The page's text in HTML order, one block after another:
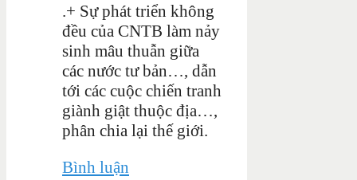
.+ Sự phát triển không
đều của CNTB làm nảy
sinh mâu thuẫn giữa
các nước tư bản…, dẫn
tới các cuộc chiến tranh
giành giật thuộc địa…,
phân chia lại thế giới.
Bình luận